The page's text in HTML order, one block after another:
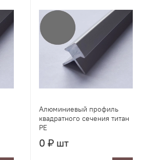
Алюминиевый профиль
квадратного сечения титан
PE
0 ₽ шт